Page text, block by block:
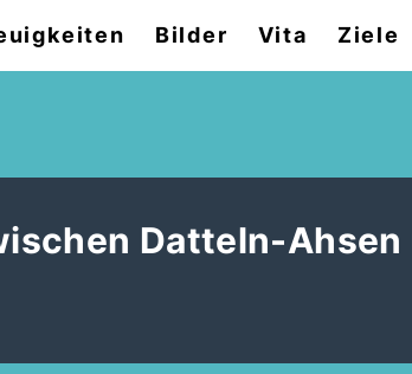
Bilder Vita Ziele
Datteln-Ahsen